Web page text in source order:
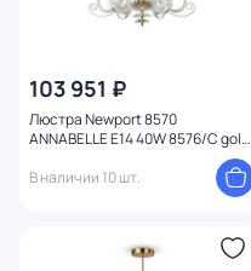
103 951 ₽
Люстра Newport 8570
ANNABELLE E14 40W 8576/C gold
В наличии 10 шт.